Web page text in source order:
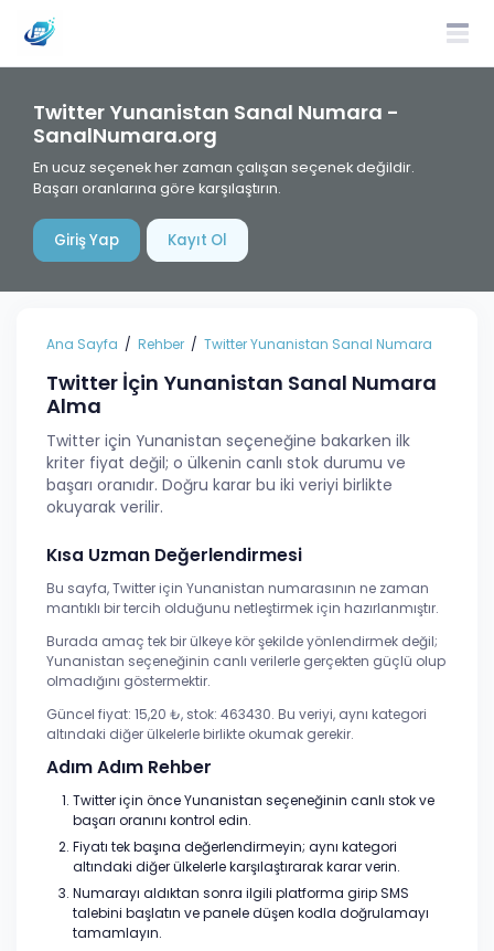
Twitter Yunanistan Sanal Numara -
SanalNumara.org
En ucuz seçenek her zaman çalışan seçenek değildir.
Başarı oranlarına göre karşılaştırın.
Giriş Yap Kayıt Ol
Ana Sayfa Rehber Twitter Yunanistan Sanal Numara
Twitter İçin Yunanistan Sanal Numara
Alma
Twitter için Yunanistan seçeneğine bakarken ilk
kriter fiyat değil; o ülkenin canlı stok durumu ve
başarı oranıdır. Doğru karar bu iki veriyi birlikte
okuyarak verilir.
Kısa Uzman Değerlendirmesi
Bu sayfa, Twitter için Yunanistan numarasının ne zaman
mantıklı bir tercih olduğunu netleştirmek için hazırlanmıştır.
Burada amaç tek bir ülkeye kör şekilde yönlendirmek değil;
Yunanistan seçeneğinin canlı verilerle gerçekten güçlü olup
olmadığını göstermektir.
Güncel fiyat: 15,20 ₺, stok: 463430. Bu veriyi, aynı kategori
altındaki diğer ülkelerle birlikte okumak gerekir.
Adım Adım Rehber
Twitter için önce Yunanistan seçeneğinin canlı stok ve
başarı oranını kontrol edin.
Fiyatı tek başına değerlendirmeyin; aynı kategori
altındaki diğer ülkelerle karşılaştırarak karar verin.
Numarayı aldıktan sonra ilgili platforma girip SMS
talebini başlatın ve panele düşen kodla doğrulamayı
tamamlayın.